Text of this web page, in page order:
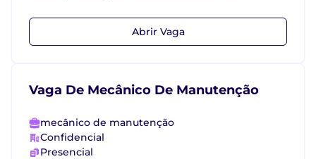
Abrir Vaga
Vaga De Mecânico De Manutenção
mecânico de manutenção
Confidencial
Presencial